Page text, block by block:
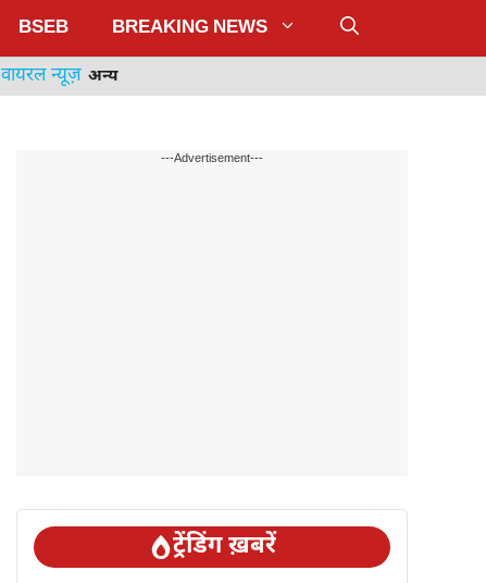
BSEB BREAKING NEWS
वायरल न्यूज़ अन्य
---Advertisement---
ट्रेंडिंग ख़बरें